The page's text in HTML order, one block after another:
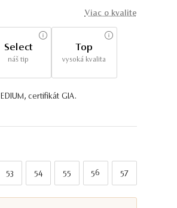
Viac o kvalite
Select
náš tip
Top
vysoká kvalita
certifikát GIA.
53 54 55 56 57